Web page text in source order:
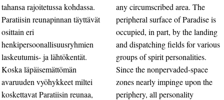
tahansa rajoitetussa kohdassa.
Paratiisin reunapinnan täyttävät
osittain eri
henkipersoonallisuusryhmien
laskeutumis- ja lähtökentät.
Koska läpäisemättömän
avaruuden vyöhykkeet miltei
koskettavat Paratiisin reunaa,
any circumscribed area. The
peripheral surface of Paradise is
occupied, in part, by the landing
and dispatching fields for various
groups of spirit personalities.
Since the nonpervaded-space
zones nearly impinge upon the
periphery, all personality